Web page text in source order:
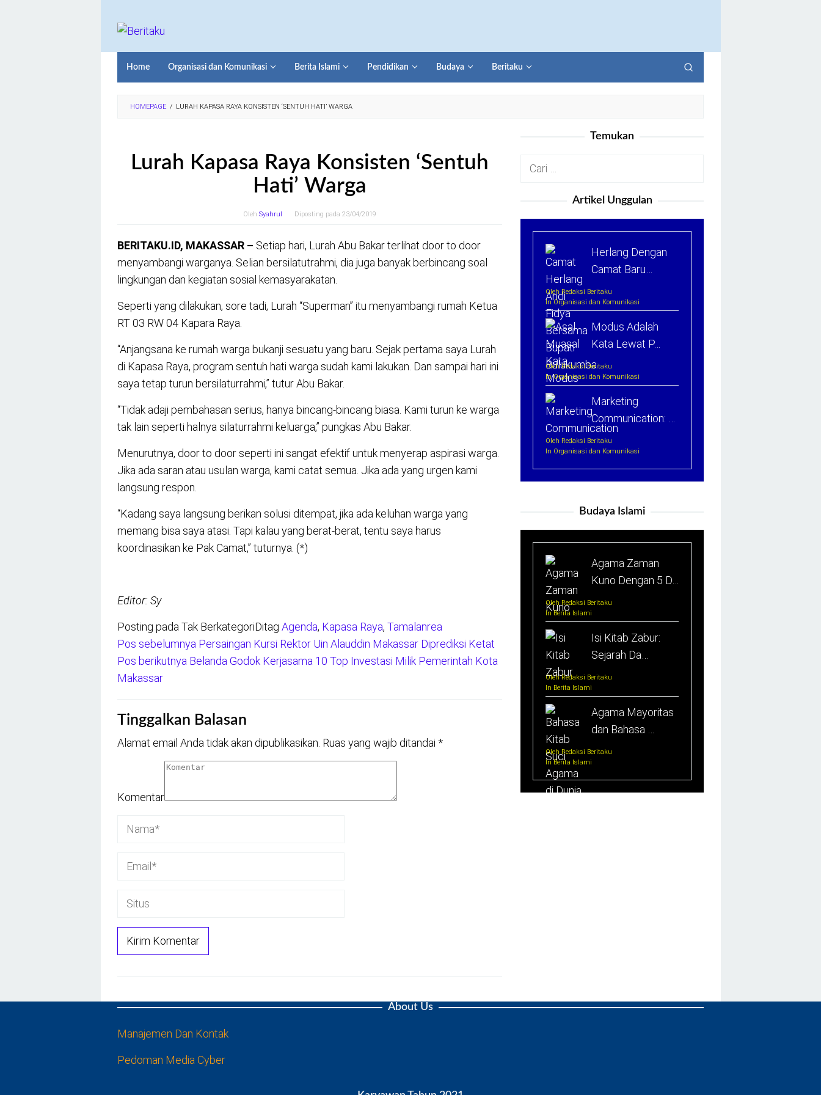
Home Organisasi dan Komunikasi Berita Islami Pendidikan Budaya Beritaku
HOMEPAGE / LURAH KAPASA RAYA KONSISTEN ‘SENTUH HATI’ WARGA
Lurah Kapasa Raya Konsisten ‘Sentuh
Hati’ Warga
Oleh Syahrul Diposting pada 23/04/2019
BERITAKU.ID, MAKASSAR – Setiap hari, Lurah Abu Bakar terlihat door to door
menyambangi warganya. Selian bersilatutrahmi, dia juga banyak berbincang soal
lingkungan dan kegiatan sosial kemasyarakatan.
Seperti yang dilakukan, sore tadi, Lurah “Superman” itu menyambangi rumah Ketua
RT 03 RW 04 Kapara Raya.
“Anjangsana ke rumah warga bukanji sesuatu yang baru. Sejak pertama saya Lurah
di Kapasa Raya, program sentuh hati warga sudah kami lakukan. Dan sampai hari ini
saya tetap turun bersilaturrahmi,” tutur Abu Bakar.
“Tidak adaji pembahasan serius, hanya bincang-bincang biasa. Kami turun ke warga
tak lain seperti halnya silaturrahmi keluarga,” pungkas Abu Bakar.
Menurutnya, door to door seperti ini sangat efektif untuk menyerap aspirasi warga.
Jika ada saran atau usulan warga, kami catat semua. Jika ada yang urgen kami
langsung respon.
“Kadang saya langsung berikan solusi ditempat, jika ada keluhan warga yang
memang bisa saya atasi. Tapi kalau yang berat-berat, tentu saya harus
koordinasikan ke Pak Camat,” tuturnya. (*)
Editor: Sy
Posting pada Tak BerkategoriDitag Agenda, Kapasa Raya, Tamalanrea
Navigasi
pos
Pos sebelumnya Persaingan Kursi Rektor Uin Alauddin Makassar Diprediksi Ketat
Pos berikutnya Belanda Godok Kerjasama 10 Top Investasi Milik Pemerintah Kota
Makassar
Tinggalkan Balasan
Alamat email Anda tidak akan dipublikasikan. Ruas yang wajib ditandai *
Komentar
Temukan
Cari
Artikel Unggulan
Herlang Dengan
Camat Baru…
Oleh Redaksi Beritaku
In Organisasi dan Komunikasi
Modus Adalah
Kata Lewat P…
Oleh Redaksi Beritaku
In Organisasi dan Komunikasi
Marketing
Communication: …
Oleh Redaksi Beritaku
In Organisasi dan Komunikasi
Budaya Islami
Agama Zaman
Kuno Dengan 5 D…
Oleh Redaksi Beritaku
In Berita Islami
Isi Kitab Zabur:
Sejarah Da…
Oleh Redaksi Beritaku
In Berita Islami
Agama Mayoritas
dan Bahasa …
Oleh Redaksi Beritaku
In Berita Islami
About Us
Manajemen Dan Kontak
Pedoman Media Cyber